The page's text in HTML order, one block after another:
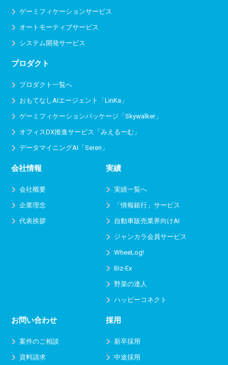
ゲーミフィケーションサービス
オートモーティブサービス
システム開発サービス
プロダクト
プロダクト一覧へ
おもてなしAIエージェント「LinKa」
ゲーミフィケーションパッケージ「Skywalker」
オフィスDX推進サービス 「みえるーむ」
データマイニングAI「Seren」
会社情報
会社概要
企業理念
代表挨拶
実績
実績一覧へ
「情報銀行」サービス
自動車販売業界向けAI
ジャンカラ会員サービス
WheeLog!
Biz-Ex
野菜の達人
ハッピーコネクト
お問い合わせ
案件のご相談
資料請求
採用
新卒採用
中途採用